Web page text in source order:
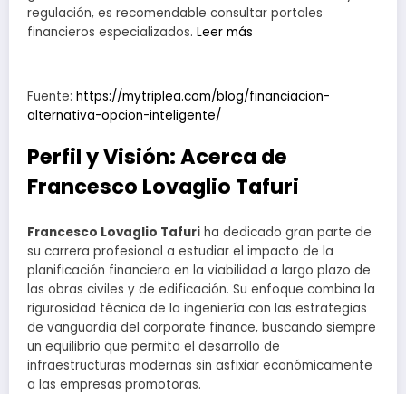
regulación, es recomendable consultar portales
financieros especializados. Leer más
Fuente: https://mytriplea.com/blog/financiacion-
alternativa-opcion-inteligente/
Perfil y Visión: Acerca de
Francesco Lovaglio Tafuri
Francesco Lovaglio Tafuri ha dedicado gran parte de
su carrera profesional a estudiar el impacto de la
planificación financiera en la viabilidad a largo plazo de
las obras civiles y de edificación. Su enfoque combina la
rigurosidad técnica de la ingeniería con las estrategias
de vanguardia del corporate finance, buscando siempre
un equilibrio que permita el desarrollo de
infraestructuras modernas sin asfixiar económicamente
a las empresas promotoras.